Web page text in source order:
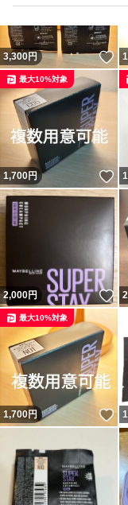
3,300円
1,700円
最大10%対象
2,000円
1,700円
最大10%対象